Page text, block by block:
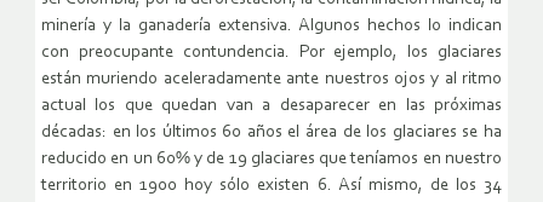
minería y la ganadería extensiva. Algunos hechos lo indican
con preocupante contundencia. Por ejemplo, los glaciares
están muriendo aceleradamente ante nuestros ojos y al ritmo
actual los que quedan van a desaparecer en las próximas
décadas: en los últimos 60 años el área de los glaciares se ha
reducido en un 60% y de 19 glaciares que teníamos en nuestro
territorio en 1900 hoy sólo existen 6. Así mismo, de los 34